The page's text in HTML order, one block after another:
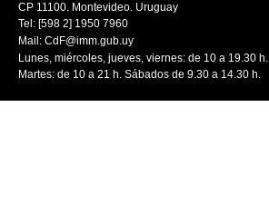
CP 11100. Montevideo. Uruguay
Tel: [598 2] 1950 7960
Mail: CdF@imm.gub.uy
Lunes, miércoles, jueves, viernes: de 10 a 19.30 h.
Martes: de 10 a 21 h. Sábados de 9.30 a 14.30 h.